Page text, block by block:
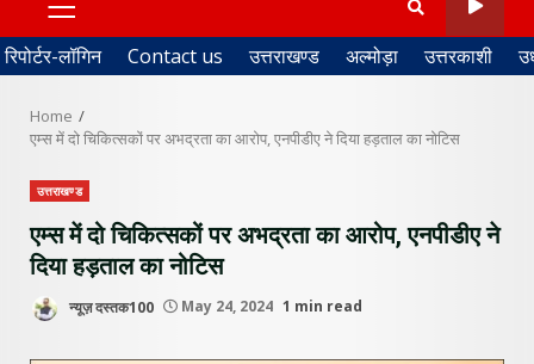
PRIMARY
MENU
रिपोर्टर-लॉगिन Contact us उत्तराखण्ड अल्मोड़ा उत्तरकाशी
Home
एम्स में दो चिकित्सकों पर अभद्रता का आरोप, एनपीडीए ने दिया हड़ताल का नोटिस
उत्तराखण्ड
एम्स में दो चिकित्सकों पर अभद्रता का आरोप, एनपीडीए ने
दिया हड़ताल का नोटिस
न्यूज़ दस्तक100 May 24, 2024 1 min read